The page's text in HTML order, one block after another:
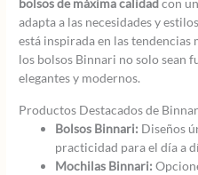
bolsos de máxima calidad con
adapta a las necesidades y
está inspirada en las tendencias
los bolsos Binnari no solo sean
elegantes y modernos.
Productos Destacados de
Bolsos Binnari: Diseños
practicidad para el día a
Mochilas Binnari: